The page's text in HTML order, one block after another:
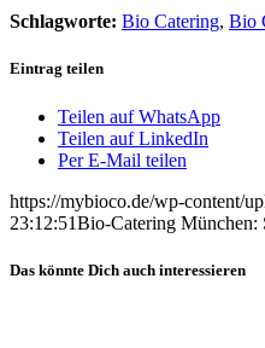
Schlagworte: Bio Catering, Bio
Eintrag teilen
Teilen auf WhatsApp
Teilen auf LinkedIn
Per E-Mail teilen
https://mybioco.de/wp-content/
23:12:51Bio-Catering München:
Das könnte Dich auch interessieren